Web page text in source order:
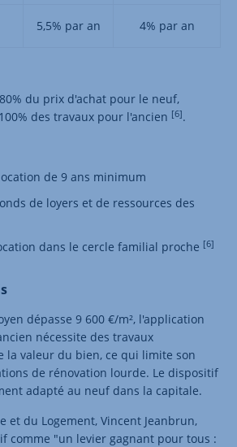
5,5% par an 4% par an
du prix d'achat pour le neuf,
des travaux pour l'ancien [6].
de 9 ans minimum
de loyers et de ressources des
dans le cercle familial proche [6]
dépasse 9 600 €/m², l'application
nécessite des travaux
la valeur du bien, ce qui limite son
de rénovation lourde. Le dispositif
adapté au neuf dans la capitale.
et du Logement, Vincent Jeanbrun,
comme "un levier gagnant pour tous :